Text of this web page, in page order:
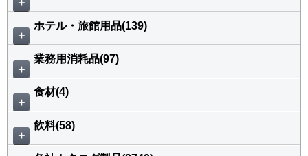
＋
ホテル・旅館用品(139)
＋
業務用消耗品(97)
＋
食材(4)
＋
飲料(58)